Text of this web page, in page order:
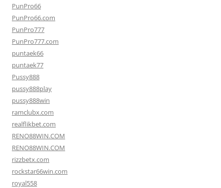
PunPro66
PunPro66.com
PunPro777
PunPro777.com
puntaek66
puntaek77
Pussy888
pussy888play
pussy888win
ramclubx.com
realflikbet.com
RENO88WIN.COM
RENO88WIN.COM
rizzbetx.com
rockstar66win.com
royal558